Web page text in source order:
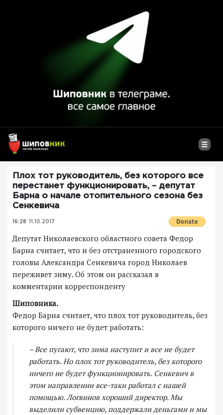
Плох тот руководитель, без которого все
перестанет функционировать, – депутат
Барна о начале отопительного сезона без
Сенкевича
16:28 11.10.2017
Депутат Николаевского областного совета Федор
Барна считает, что и без отстраненного городского
головы Александра Сенкевича город Николаев
переживет зиму. Об этом он рассказал в
комментарии корреспонденту
Шиповника.
Федор Барна считает, что плох тот руководитель, без
которого ничего не будет работать:
– Все пугают, что зима наступит и все не будет
работать. Но плох тот руководитель, без которого
ничего не будет функционировать. Сенкевич в
этом направлении все-таки работал с нашей
помощью. Логвинов хороший директор. Мы
выделили субвенцию, поддержали деньгами и мы